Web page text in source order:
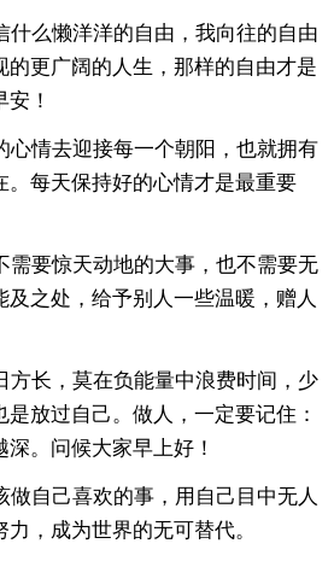
什么懒洋洋的自由，我向往的自由
的更广阔的人生，那样的自由才是
！
心情去迎接每一个朝阳，也就拥有
。每天保持好的心情才是最重要
需要惊天动地的大事，也不需要无
及之处，给予别人一些温暖，赠人
方长，莫在负能量中浪费时间，少
放过自己。做人，一定要记住：
。问候大家早上好！
做自己喜欢的事，用自己目中无人
，成为世界的无可替代。